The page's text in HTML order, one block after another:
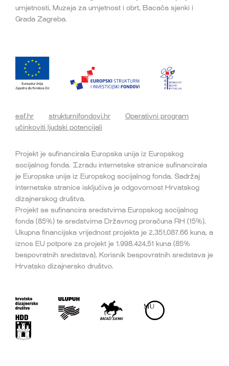
umjetnosti, Muzeja za umjetnost i obrt, Bacača sjenki i
Grada Zagreba.
esf.hr strukturnifondovi.hr
Operativni program
učinkoviti ljudski potencijali
Projekt je sufinancirala Europska unija iz Europskog
socijalnog fonda. Izradu internetske stranice sufinancirala
je Europska unija iz Europskog socijalnog fonda. Sadržaj
internetske stranice isključiva je odgovornost Hrvatskog
dizajnerskog društva.
Projekt se sufinancira sredstvima Europskog socijalnog
fonda (85%) te sredstvima Državnog proračuna RH (15%).
Ukupna financijska vrijednost projekta je 2,351,087.66 kuna, a
iznos EU potpore za projekt je 1.998.424,51 kuna (85%
bespovratnih sredstava). Korisnik bespovratnih sredstava je
Hrvatsko dizajnersko društvo.